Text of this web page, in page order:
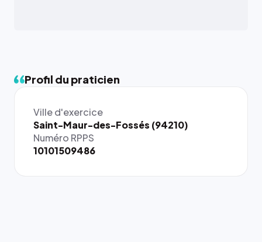
Profil du praticien
Ville d'exercice
Saint-Maur-des-Fossés (94210)
Numéro RPPS
10101509486
{# 40×40
: la taille
rendue par
`.profile-